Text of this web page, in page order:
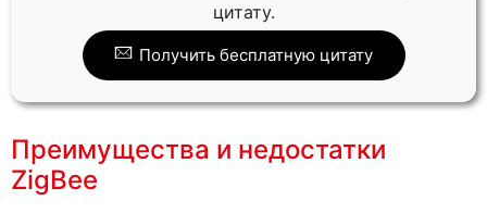
цитату.
Получить бесплатную цитату
Преимущества и недостатки
ZigBee